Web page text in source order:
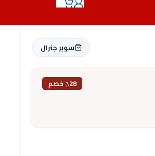
سوبر جنرال
٪28 خصم